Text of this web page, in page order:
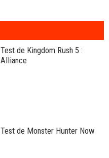
Test de Kingdom Rush 5 :
Alliance
Test de Monster Hunter Now